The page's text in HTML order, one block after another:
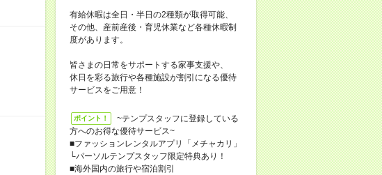
有給休暇は全日・半日の2種類が取得可能、
その他、産前産後・育児休業など各種休暇制
度があります。
皆さまの日常をサポートする家事支援や、
休日を彩る旅行や各種施設が割引になる優待
サービスをご用意！
ポイント！
~テンプスタッフに登録している
方へのお得な優待サービス~
■ファッションレンタルアプリ「メチャカリ」
└パーソルテンプスタッフ限定特典あり！
■海外国内の旅行や宿泊割引